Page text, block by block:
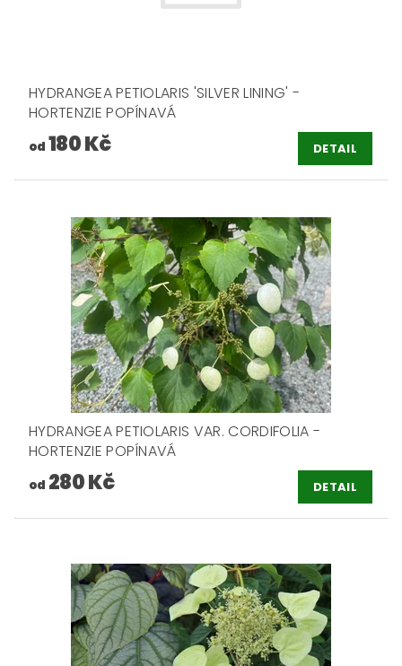
HYDRANGEA PETIOLARIS 'SILVER LINING' -
HORTENZIE POPÍNAVÁ
od 180 Kč DETAIL
HYDRANGEA PETIOLARIS VAR. CORDIFOLIA -
HORTENZIE POPÍNAVÁ
od 280 Kč DETAIL